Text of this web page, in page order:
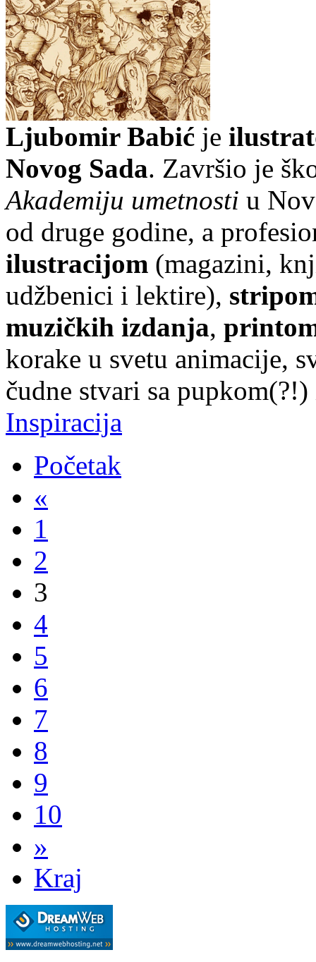
Ljubomir Babić je
Novog Sada. Završio je
Akademiju umetnosti u
od druge godine, a
ilustracijom (magazini,
udžbenici i lektire),
muzičkih izdanja,
korake u svetu animacije,
čudne stvari sa
Inspiracija
Početak
«
1
2
3
4
5
6
7
8
9
10
»
Kraj